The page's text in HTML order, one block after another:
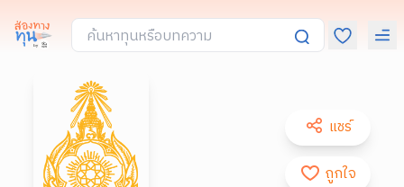
แชร์
ถูกใจ